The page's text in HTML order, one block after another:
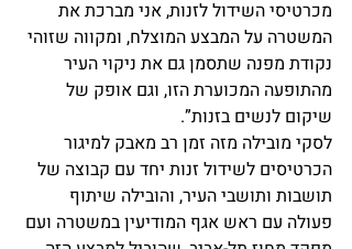
מכרטיסי השידול לזנות, אני מברכת את
המשטרה על המבצע המוצלח, ומקווה שזוהי
נקודת מפנה שתסמן גם את ניקוי העיר
מהתופעה המכוערת הזו, וגם אופק של
שיקום לנשים בזנות”.
לסקי מובילה מזה זמן רב מאבק למיגור
הכרטיסים לשידול זנות יחד עם קבוצה של
תושבות ותושבי העיר, והובילה שיתוף
פעולה עם ראש אגף המודיעין במשטרה ועם